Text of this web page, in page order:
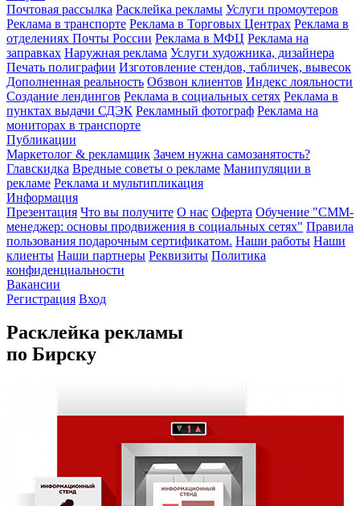
Почтовая рассылка Расклейка рекламы Услуги промоутеров
Реклама в транспорте Реклама в Торговых Центрах Реклама в
отделениях Почты России Реклама в МФЦ Реклама на
заправках Наружная реклама Услуги художника, дизайнера
Печать полиграфии Изготовление стендов, табличек, вывесок
Дополненная реальность Обзвон клиентов Индекс лояльности
Создание лендингов Реклама в социальных сетях Реклама в
пунктах выдачи СДЭК Рекламный фотограф Реклама на
мониторах в транспорте
Публикации
Маркетолог & рекламщик Зачем нужна самозанятость?
Главскидка Вредные советы о рекламе Манипуляции в
рекламе Реклама и мультипликация
Информация
Презентация Что вы получите О нас Оферта Обучение "СМM-
менеджер: основы продвижения в социальных сетях" Правила
пользования подарочным сертификатом. Наши работы Наши
клиенты Наши партнеры Реквизиты Политика
конфиденциальности
Вакансии
Регистрация Вход
Расклейка рекламы
по Бирску